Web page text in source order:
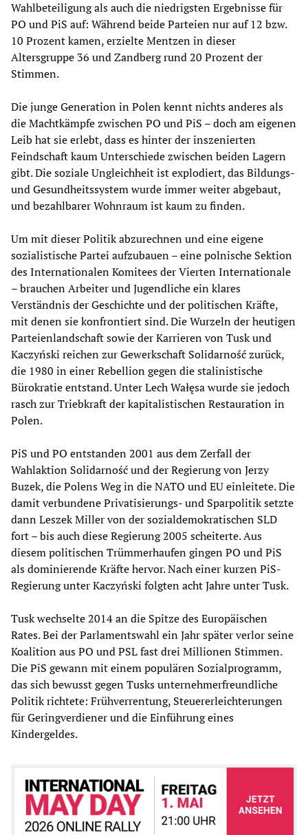
Wahlbeteiligung als auch die niedrigsten Ergebnisse für
PO und PiS auf: Während beide Parteien nur auf 12 bzw.
10 Prozent kamen, erzielte Mentzen in dieser
Altersgruppe 36 und Zandberg rund 20 Prozent der
Stimmen.
Die junge Generation in Polen kennt nichts anderes als
die Machtkämpfe zwischen PO und PiS – doch am eigenen
Leib hat sie erlebt, dass es hinter der inszenierten
Feindschaft kaum Unterschiede zwischen beiden Lagern
gibt. Die soziale Ungleichheit ist explodiert, das Bildungs-
und Gesundheitssystem wurde immer weiter abgebaut,
und bezahlbarer Wohnraum ist kaum zu finden.
Um mit dieser Politik abzurechnen und eine eigene
sozialistische Partei aufzubauen – eine polnische Sektion
des Internationalen Komitees der Vierten Internationale
– brauchen Arbeiter und Jugendliche ein klares
Verständnis der Geschichte und der politischen Kräfte,
mit denen sie konfrontiert sind. Die Wurzeln der heutigen
Parteienlandschaft sowie der Karrieren von Tusk und
Kaczyński reichen zur Gewerkschaft Solidarność zurück,
die 1980 in einer Rebellion gegen die stalinistische
Bürokratie entstand. Unter Lech Wałęsa wurde sie jedoch
rasch zur Triebkraft der kapitalistischen Restauration in
Polen.
PiS und PO entstanden 2001 aus dem Zerfall der
Wahlaktion Solidarność und der Regierung von Jerzy
Buzek, die Polens Weg in die NATO und EU einleitete. Die
damit verbundene Privatisierungs- und Sparpolitik setzte
dann Leszek Miller von der sozialdemokratischen SLD
fort – bis auch diese Regierung 2005 scheiterte. Aus
diesem politischen Trümmerhaufen gingen PO und PiS
als dominierende Kräfte hervor. Nach einer kurzen PiS-
Regierung unter Kaczyński folgten acht Jahre unter Tusk.
Tusk wechselte 2014 an die Spitze des Europäischen
Rates. Bei der Parlamentswahl ein Jahr später verlor seine
Koalition aus PO und PSL fast drei Millionen Stimmen.
Die PiS gewann mit einem populären Sozialprogramm,
das sich bewusst gegen Tusks unternehmerfreundliche
Politik richtete: Frühverrentung, Steuererleichterungen
für Geringverdiener und die Einführung eines
Kindergeldes.